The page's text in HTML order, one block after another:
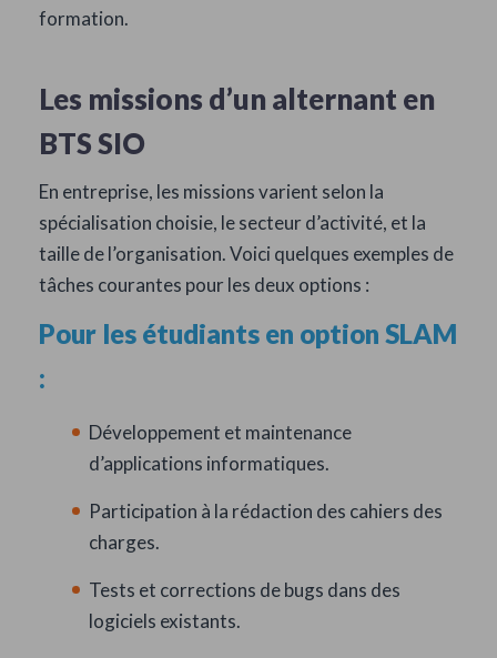
formation.
Les missions d’un alternant en
BTS SIO
En entreprise, les missions varient selon la
spécialisation choisie, le secteur d’activité, et la
taille de l’organisation. Voici quelques exemples de
tâches courantes pour les deux options :
Pour les étudiants en option SLAM
:
Développement et maintenance
d’applications informatiques.
Participation à la rédaction des cahiers des
charges.
Tests et corrections de bugs dans des
logiciels existants.